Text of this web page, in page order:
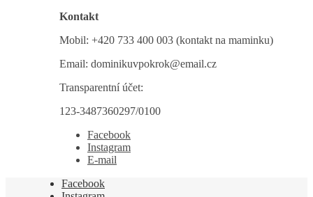
Kontakt
Mobil: +420 733 400 003 (kontakt na maminku)
Email: dominikuvpokrok@email.cz
Transparentní účet:
123-3487360297/0100
Facebook
Instagram
E-mail
Facebook